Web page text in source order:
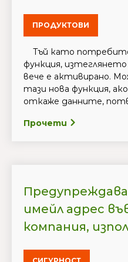
ПРОДУКТОВИ
Тъй като
функция,
вече е активирано.
тази нова функция,
откаже данните,
Прочети
имейл адрес
компания,